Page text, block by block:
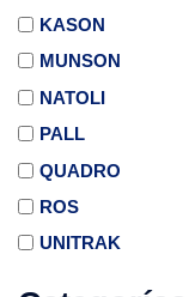
KASON
MUNSON
NATOLI
PALL
QUADRO
ROS
UNITRAK